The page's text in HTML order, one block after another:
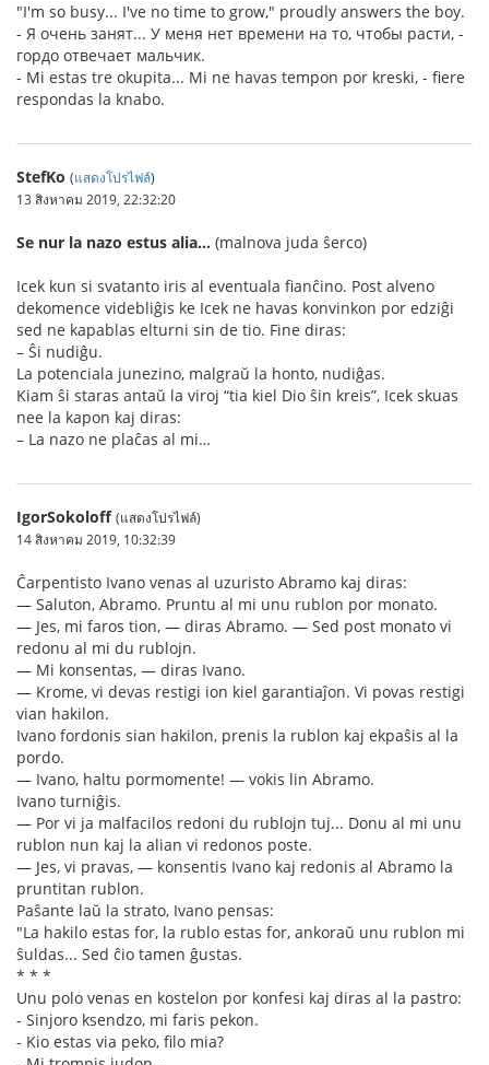
"I'm so busy... I've no time to grow," proudly answers the boy.
- Я очень занят... У меня нет времени на то, чтобы расти, -
гордо отвечает мальчик.
- Mi estas tre okupita... Mi ne havas tempon por kreski, - fiere
respondas la knabo.
StefKo (แสดงโปรไฟล์)
13 สิงหาคม 2019, 22:32:20
Se nur la nazo estus alia… (malnova juda ŝerco)
Icek kun si svatanto iris al eventuala fianĉino. Post alveno
dekomence videbliĝis ke Icek ne havas konvinkon por edziĝi
sed ne kapablas elturni sin de tio. Fine diras:
– Ŝi nudiĝu.
La potenciala junezino, malgraŭ la honto, nudiĝas.
Kiam ŝi staras antaŭ la viroj “tia kiel Dio ŝin kreis”, Icek skuas
nee la kapon kaj diras:
– La nazo ne plaĉas al mi…
IgorSokoloff (แสดงโปรไฟล์)
14 สิงหาคม 2019, 10:32:39
Ĉarpentisto Ivano venas al uzuristo Abramo kaj diras:
— Saluton, Abramo. Pruntu al mi unu rublon por monato.
— Jes, mi faros tion, — diras Abramo. — Sed post monato vi
redonu al mi du rublojn.
— Mi konsentas, — diras Ivano.
— Krome, vi devas restigi ion kiel garantiaĵon. Vi povas restigi
vian hakilon.
Ivano fordonis sian hakilon, prenis la rublon kaj ekpaŝis al la
pordo.
— Ivano, haltu pormomente! — vokis lin Abramo.
Ivano turniĝis.
— Por vi ja malfacilos redoni du rublojn tuj... Donu al mi unu
rublon nun kaj la alian vi redonos poste.
— Jes, vi pravas, — konsentis Ivano kaj redonis al Abramo la
pruntitan rublon.
Paŝante laŭ la strato, Ivano pensas:
"La hakilo estas for, la rublo estas for, ankoraŭ unu rublon mi
ŝuldas... Sed ĉio tamen ĝustas.
* * *
Unu polo venas en kostelon por konfesi kaj diras al la pastro:
- Sinjoro ksendzo, mi faris pekon.
- Kio estas via peko, filo mia?